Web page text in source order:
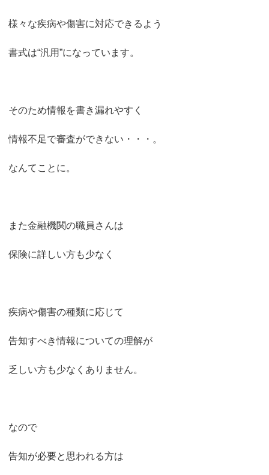
様々な疾病や傷害に対応できるよう
書式は“汎用”になっています。
そのため情報を書き漏れやすく
情報不足で審査ができない・・・。
なんてことに。
また金融機関の職員さんは
保険に詳しい方も少なく
疾病や傷害の種類に応じて
告知すべき情報についての理解が
乏しい方も少なくありません。
なので
告知が必要と思われる方は